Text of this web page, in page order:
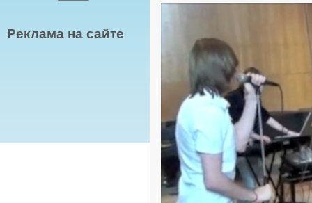
Реклама на сайте